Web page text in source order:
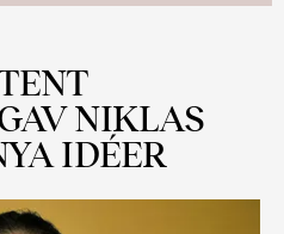
NIKLAS
IDÉER